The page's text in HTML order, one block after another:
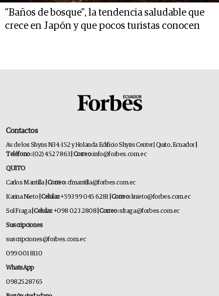
"Baños de bosque", la tendencia saludable que
crece en Japón y que pocos turistas conocen
Contactos
Av. de los Shyris N34-152 y Holanda Edificio Shyris Center | Quito, Ecuador
Teléfono:(02) 452 7863 | Correo:info@forbes.com.ec
QUITO
Carlos Mantilla | Correo:cfmantilla@forbes.com.ec
Karina Nieto | Celular:+593 99 045 6281 | Correo:knieto@forbes.com.ec
Sol Fraga| Celular:+098 023 2808 | Correo:sfraga@forbes.com.ec
Suscripciones
suscripciones@forbes.com.ec
099 001 8110
WhatsApp
0982528765